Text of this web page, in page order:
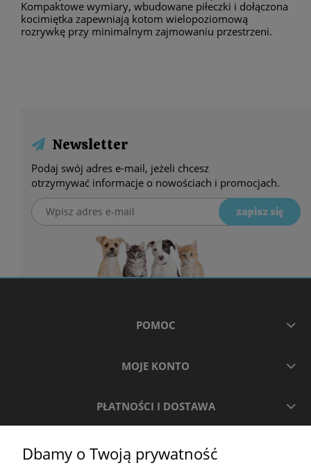
Kompaktowe wymiary, wbudowane piłeczki i dołączona
kocimiętka zapewniają kotom wielopoziomową
rozrywkę przy minimalnym zajmowaniu przestrzeni.
Newsletter
Podaj swój adres e-mail, jeżeli chcesz
otrzymywać informacje o nowościach i promocjach.
zapisz się
POMOC
MOJE KONTO
PŁATNOŚCI I DOSTAWA
INFORMACJE
Dbamy o Twoją prywatność